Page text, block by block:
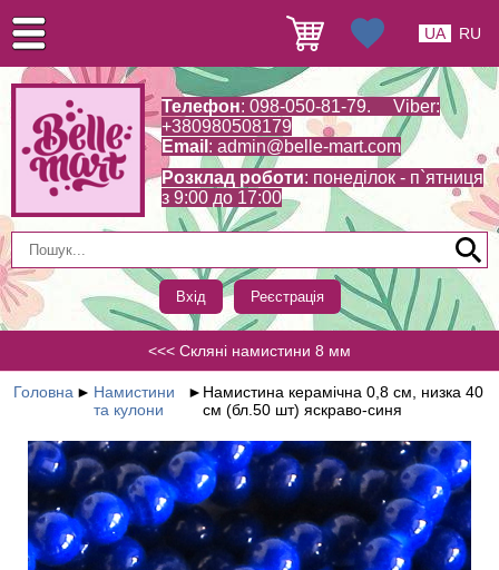
Телефон: 098-050-81-79. Viber:
+380980508179
Email : admin@belle-mart.com
Розклад роботи: понеділок - п`ятниця
з 9:00 до 17:00
Вхід Реєстрація
UA RU
<<< Скляні намистини 8 мм
Головна ► Намистини
та кулони
► Намистина керамічна 0,8 см, низка 40
см (бл.50 шт) яскраво-синя